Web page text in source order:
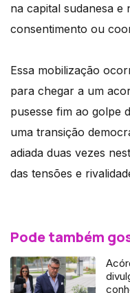
na capital sudanesa e
consentimento ou
Essa mobilização
para chegar a um
pusesse fim ao golpe
uma transição
adiada duas vezes
das tensões e
Pode também